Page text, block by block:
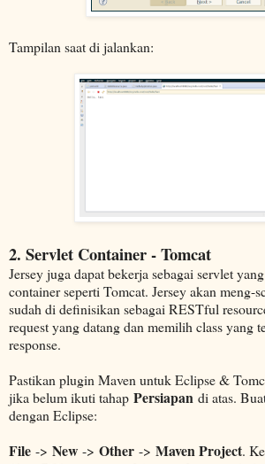
Tampilan saat di jalankan:
2. Servlet Container - Tomcat
Jersey juga dapat bekerja sebagai servlet
container seperti Tomcat. Jersey akan meng-
sudah di definisikan sebagai RESTful
request yang datang dan memilih class yang
response.
Pastikan plugin Maven untuk Eclipse &
jika belum ikuti tahap Persiapan di atas.
dengan Eclipse:
File -> New -> Other -> Maven Project.